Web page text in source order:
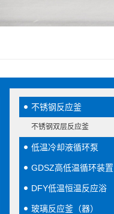
不锈钢反应釜
不锈钢双层反应釜
低温冷却液循环泵
GDSZ高低温循环装置
DFY低温恒温反应浴
玻璃反应釜（器）